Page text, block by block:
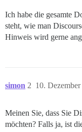
Ich habe die gesamte
steht, wie man
Hinweis wird gerne
simon 10.
2
Meinen Sie, dass Sie
möchten? Falls ja, ist